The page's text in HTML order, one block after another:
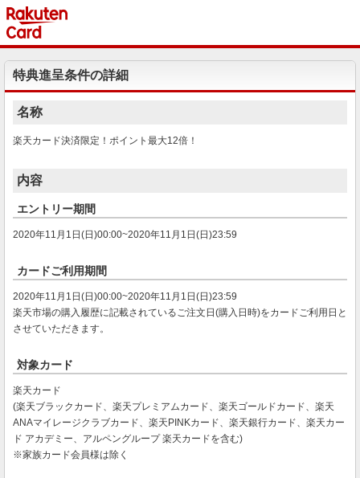
特典進呈条件の詳細
名称
楽天カード決済限定！ポイント最大12倍！
内容
エントリー期間
2020年11月1日(日)00:00~2020年11月1日(日)23:59
カードご利用期間
2020年11月1日(日)00:00~2020年11月1日(日)23:59
楽天市場の購入履歴に記載されているご注文日(購入日時)をカードご利用日と
させていただきます。
対象カード
楽天カード
(楽天ブラックカード、楽天プレミアムカード、楽天ゴールドカード、楽天
ANAマイレージクラブカード、楽天PINKカード、楽天銀行カード、楽天カー
ド アカデミー、アルペングループ 楽天カードを含む)
※家族カード会員様は除く